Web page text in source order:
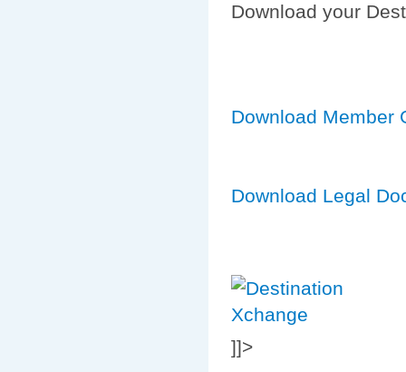
Download your
Download Member
Download Legal
]]>